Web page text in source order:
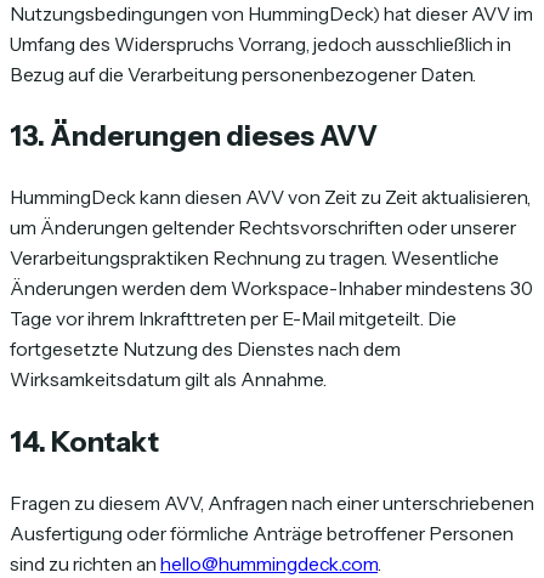
Nutzungsbedingungen von HummingDeck) hat dieser AVV im
Umfang des Widerspruchs Vorrang, jedoch ausschließlich in
Bezug auf die Verarbeitung personenbezogener Daten.
13. Änderungen dieses AVV
HummingDeck kann diesen AVV von Zeit zu Zeit aktualisieren,
um Änderungen geltender Rechtsvorschriften oder unserer
Verarbeitungspraktiken Rechnung zu tragen. Wesentliche
Änderungen werden dem Workspace-Inhaber mindestens 30
Tage vor ihrem Inkrafttreten per E-Mail mitgeteilt. Die
fortgesetzte Nutzung des Dienstes nach dem
Wirksamkeitsdatum gilt als Annahme.
14. Kontakt
Fragen zu diesem AVV, Anfragen nach einer unterschriebenen
Ausfertigung oder förmliche Anträge betroffener Personen
sind zu richten an hello@hummingdeck.com.